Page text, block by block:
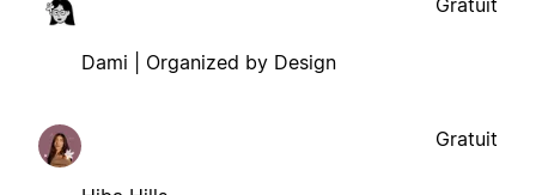
Dami | Organized by Design
Gratuit